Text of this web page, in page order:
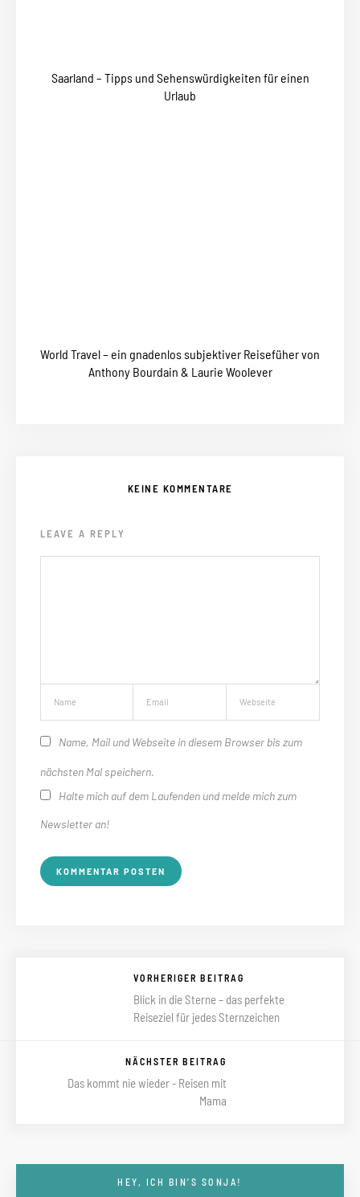
Saarland – Tipps und Sehenswürdigkeiten für einen
Urlaub
World Travel – ein gnadenlos subjektiver Reisefüher von
Anthony Bourdain & Laurie Woolever
KEINE KOMMENTARE
LEAVE A REPLY
Name, Mail und Webseite in diesem Browser bis zum
nächsten Mal speichern.
Halte mich auf dem Laufenden und melde mich zum
Newsletter an!
VORHERIGER BEITRAG
Blick in die Sterne – das perfekte
Reiseziel für jedes Sternzeichen
NÄCHSTER BEITRAG
Das kommt nie wieder - Reisen mit
Mama
HEY, ICH BIN’S SONJA!